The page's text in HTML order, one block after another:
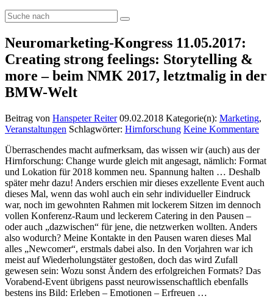
Neuromarketing-Kongress 11.05.2017:
Creating strong feelings: Storytelling &
more – beim NMK 2017, letztmalig in der
BMW-Welt
Beitrag von Hanspeter Reiter 09.02.2018 Kategorie(n): Marketing,
Veranstaltungen Schlagwörter: Hirnforschung Keine Kommentare
Überraschendes macht aufmerksam, das wissen wir (auch) aus der
Hirnforschung: Change wurde gleich mit angesagt, nämlich: Format
und Lokation für 2018 kommen neu. Spannung halten … Deshalb
später mehr dazu! Anders erschien mir dieses exzellente Event auch
dieses Mal, wenn das wohl auch ein sehr individueller Eindruck
war, noch im gewohnten Rahmen mit lockerem Sitzen im dennoch
vollen Konferenz-Raum und leckerem Catering in den Pausen –
oder auch „dazwischen“ für jene, die netzwerken wollten. Anders
also wodurch? Meine Kontakte in den Pausen waren dieses Mal
alles „Newcomer“, erstmals dabei also. In den Vorjahren war ich
meist auf Wiederholungstäter gestoßen, doch das wird Zufall
gewesen sein: Wozu sonst Ändern des erfolgreichen Formats? Das
Vorabend-Event übrigens passt neurowissenschaftlich ebenfalls
bestens ins Bild: Erleben – Emotionen – Erfreuen …